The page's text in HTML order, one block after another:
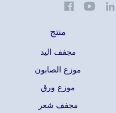
منتج
مجفف اليد
موزع الصابون
موزع ورق
مجفف شعر